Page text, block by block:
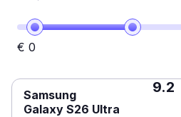
€ 0
Samsung
Galaxy S26 Ultra
9.2